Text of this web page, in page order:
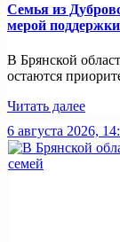
Семья из
мерой
В Брянской
остаются
Читать далее
6 августа 2026,